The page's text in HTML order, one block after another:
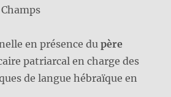
en présence dupère
patriarcal en charge des
de langue hébraïque en